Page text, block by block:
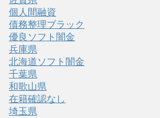
個人間融資
債務整理ブラック
優良ソフト闇金
兵庫県
北海道ソフト闇金
千葉県
和歌山県
在籍確認なし
埼玉県